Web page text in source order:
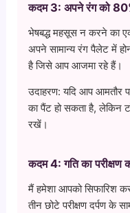
कदम 3: अपने रंग को
भेषबद्ध महसूस न करने
अपने सामान्य रंग पैलेट में
है जिसे आप आजमा रहे हैं।
उदाहरण: यदि आप आमतौर
का पैंट हो सकता है, लेकिन
रखें।
कदम 4: गति का परीक्षण
मैं हमेशा आपको सिफारिश
तीन छोटे परीक्षण दर्पण के